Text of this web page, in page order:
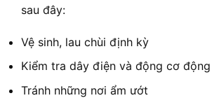
sau đây:
Vệ sinh, lau chùi định kỳ
Kiểm tra dây điện và động cơ
Tránh những nơi ẩm ướt